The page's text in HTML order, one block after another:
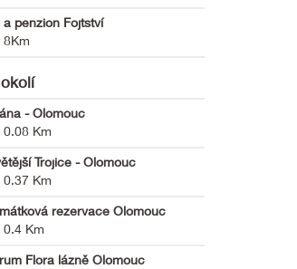
penzion Fojtství
8Km
- Olomouc
Km
Trojice - Olomouc
Km
rezervace Olomouc
Km
Flora lázně Olomouc